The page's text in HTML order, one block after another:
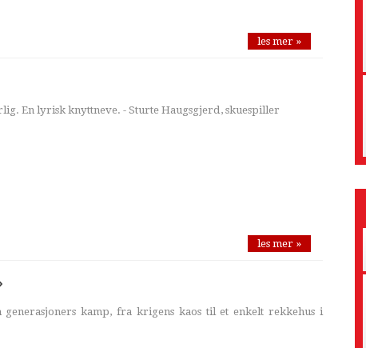
les mer »
En lyrisk knyttneve. - Sturte Haugsgjerd, skuespiller
les mer »
generasjoners kamp, fra krigens kaos til et enkelt rekkehus i